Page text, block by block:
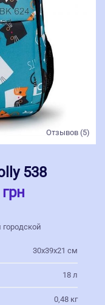
Отзывов (5)
538
30х39х21 см
18 л
0,48 кг